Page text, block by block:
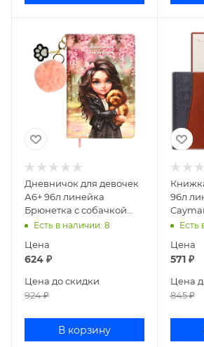
Дневничок для девочек
А6+ 96л линейка
Брюнетка с собачкой
иск кожа 68874
Есть в наличии: 8
Цена
624 ₽
Цена до скидки
924₽
В корзину
96л
Есть
Цена
571₽
Цена
845₽